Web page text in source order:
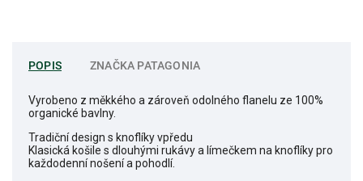
POPIS ZNAČKA PATAGONIA
Vyrobeno z měkkého a zároveň odolného flanelu ze 100%
organické bavlny.
Tradiční design s knoflíky vpředu
Klasická košile s dlouhými rukávy a límečkem na knoflíky pro
každodenní nošení a pohodlí.